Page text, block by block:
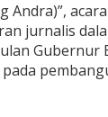
Andra)”,
jurnalis
Gubernur